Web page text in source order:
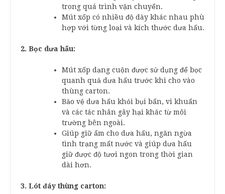
trong quá trình vận chuyển.
Mút xốp có nhiều độ dày khác nhau phù
hợp với từng loại và kích thước dưa hấu.
2. Bọc dưa hấu:
Mút xốp dạng cuộn được sử dụng để bọc
quanh quả dưa hấu trước khi cho vào
thùng carton.
Bảo vệ dưa hấu khỏi bụi bẩn, vi khuẩn
và các tác nhân gây hại khác từ môi
trường bên ngoài.
Giúp giữ ẩm cho dưa hấu, ngăn ngừa
tình trạng mất nước và giúp dưa hấu
giữ được độ tươi ngon trong thời gian
dài hơn.
3. Lót đáy thùng carton: